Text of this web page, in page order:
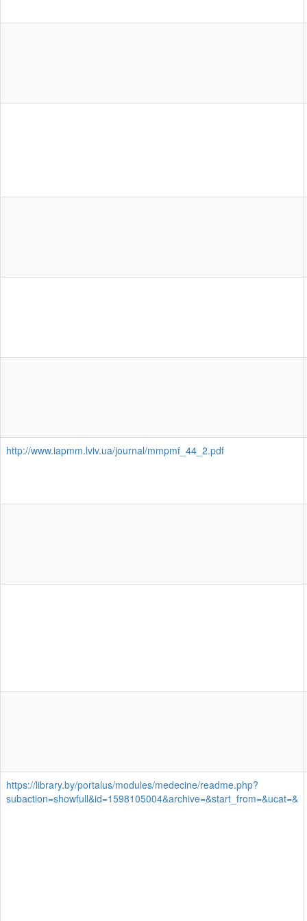
http://www.iapmm.lviv.ua/journal/mmpmf_44_2.pdf
https://library.by/portalus/modules/medecine/readme.php?
subaction=showfull&id=1598105004&archive=&start_from=&ucat=&